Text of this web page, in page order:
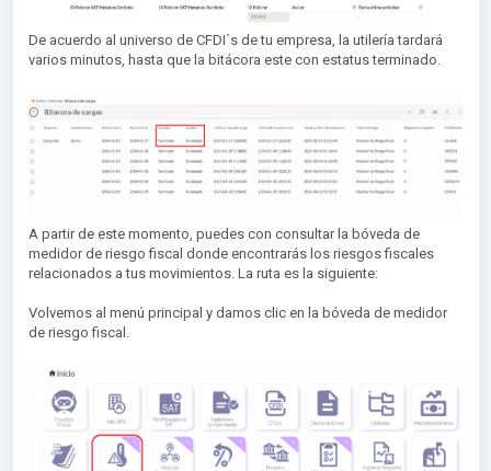
De acuerdo al universo de CFDI´s de tu empresa, la utilería tardará
varios minutos, hasta que la bitácora este con estatus terminado.
A partir de este momento, puedes con consultar la bóveda de
medidor de riesgo fiscal donde encontrarás los riesgos fiscales
relacionados a tus movimientos. La ruta es la siguiente:
Volvemos al menú principal y damos clic en la bóveda de medidor
de riesgo fiscal.